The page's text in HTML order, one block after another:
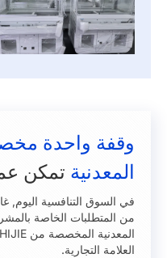
وقفة واحدة
المعدنية تمكن
في السوق التنافسية اليوم,
من المتطلبات الخاصة
العلامة التجارية.